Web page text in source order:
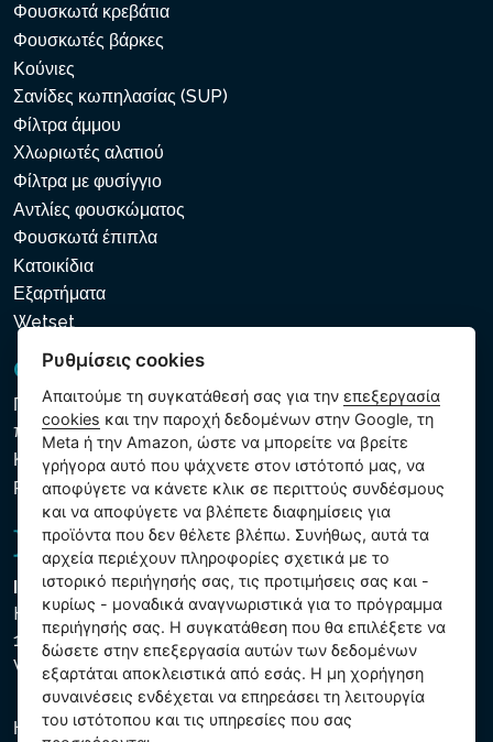
Φουσκωτά κρεβάτια
Φουσκωτές βάρκες
Κούνιες
Σανίδες κωπηλασίας (SUP)
Φίλτρα άμμου
Χλωριωτές αλατιού
Φίλτρα με φυσίγγιο
Αντλίες φουσκώματος
Φουσκωτά έπιπλα
Κατοικίδια
Εξαρτήματα
Wetset
GDPR και Cookies
Πολιτική προστασίας προσωπικών και λοιπών δεδομένων
που υποβάλλονται σε επεξεργασία
Κανόνες χρήσης των αρχείων cookie
Ρυθμίσεις cookies
Intex Trading, s.r.o.
Hradecká 2526/3
130 00 Praha 3
Vinohrady - Česká republika
Η εταιρεία είναι εγγεγραμμένη στο Δημοτικό Δικαστήριο της
Ρυθμίσεις cookies
Απαιτούμε τη συγκατάθεσή σας για τηνεπεξεργασία
cookies και την παροχή δεδομένων στην Google, τη
Meta ή την Amazon, ώστε να μπορείτε να βρείτε
γρήγορα αυτό που ψάχνετε στον ιστότοπό μας, να
αποφύγετε να κάνετε κλικ σε περιττούς συνδέσμους
και να αποφύγετε να βλέπετε διαφημίσεις για
προϊόντα που δεν θέλετε βλέπω. Συνήθως, αυτά τα
αρχεία περιέχουν πληροφορίες σχετικά με το
ιστορικό περιήγησής σας, τις προτιμήσεις σας και -
κυρίως - μοναδικά αναγνωριστικά για το πρόγραμμα
περιήγησής σας. Η συγκατάθεση που θα επιλέξετε να
δώσετε στην επεξεργασία αυτών των δεδομένων
εξαρτάται αποκλειστικά από εσάς. Η μη χορήγηση
συναινέσεις ενδέχεται να επηρεάσει τη λειτουργία
του ιστότοπου και τις υπηρεσίες που σας